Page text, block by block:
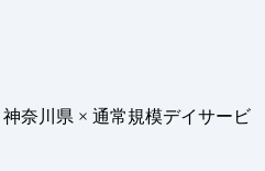
神奈川県 × 通常規模デイサービ